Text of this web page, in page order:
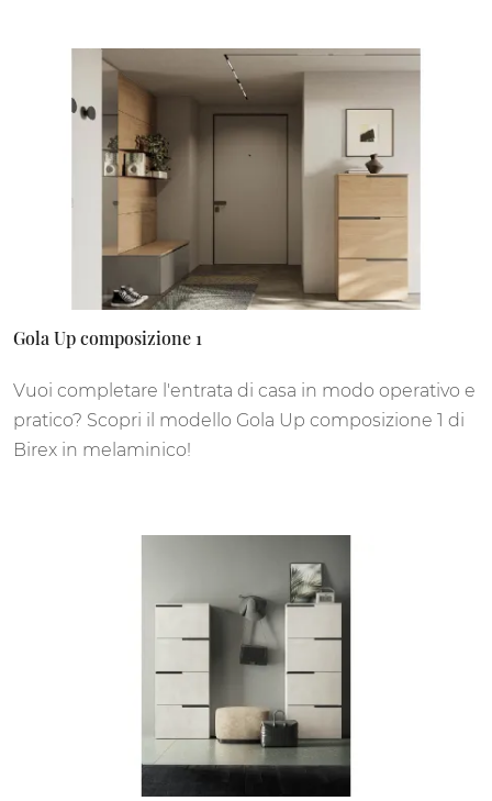
Gola Up composizione 1
Vuoi completare l'entrata di casa in modo operativo e
pratico? Scopri il modello Gola Up composizione 1 di
Birex in melaminico!